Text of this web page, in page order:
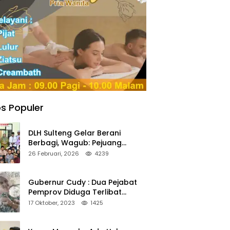
Populer
DLH Sulteng Gelar Berani
Berbagi, Wagub: Pejuang
Lingkungan Harus Jadi Teladan
26 Februari, 2026 4239
Gubernur Cudy : Dua Pejabat
Pemprov Diduga Terlibat
Asmara Terlarang Sudah di
17 Oktober, 2023 1425